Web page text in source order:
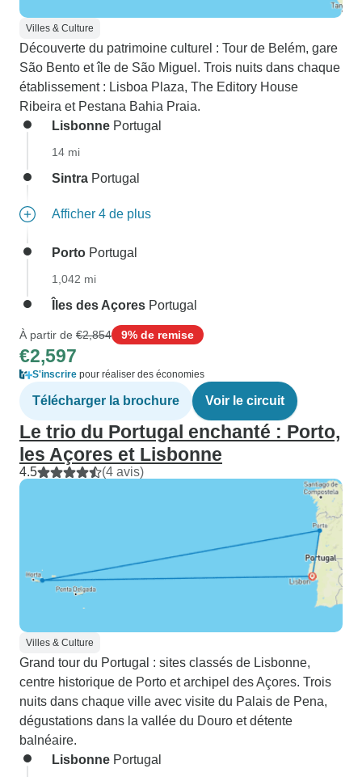
Villes & Culture
Découverte du patrimoine culturel : Tour de Belém, gare
São Bento et île de São Miguel. Trois nuits dans chaque
établissement : Lisboa Plaza, The Editory House
Ribeira et Pestana Bahia Praia.
Lisbonne Portugal
14 mi
Sintra Portugal
Afficher 4 de plus
Porto Portugal
1,042 mi
Îles des Açores Portugal
À partir de €2,854 9% de remise
€2,597
S'inscrire pour réaliser des économies
Télécharger la brochure Voir le circuit
Le trio du Portugal enchanté : Porto,
les Açores et Lisbonne
4.5 (4 avis)
Villes & Culture
Grand tour du Portugal : sites classés de Lisbonne,
centre historique de Porto et archipel des Açores. Trois
nuits dans chaque ville avec visite du Palais de Pena,
dégustations dans la vallée du Douro et détente
balnéaire.
Lisbonne Portugal